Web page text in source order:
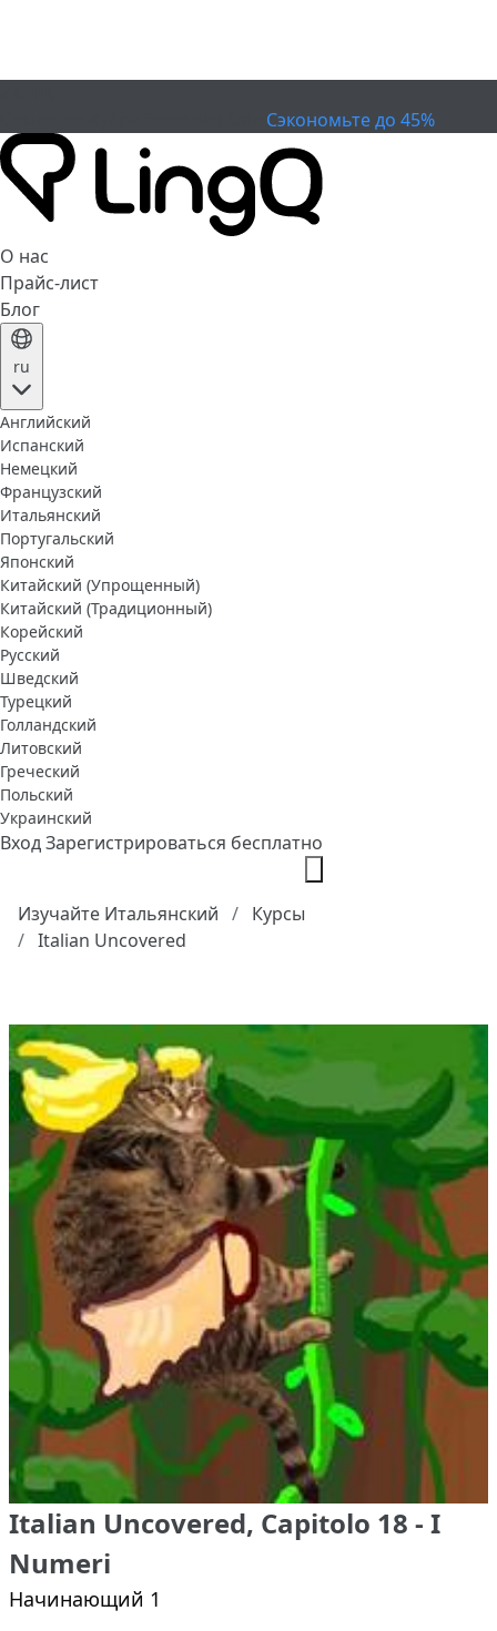
Сэкономьте до 45%
О нас
Прайс-лист
Блог
ru
Английский
Испанский
Немецкий
Французский
Итальянский
Португальский
Японский
Китайский (Упрощенный)
Китайский (Традиционный)
Корейский
Русский
Шведский
Турецкий
Голландский
Литовский
Греческий
Польский
Украинский
ВходЗарегистрироваться бесплатно
Изучайте Итальянский
Курсы
Italian Uncovered
Italian Uncovered, Capitolo 18 - I
Numeri
Начинающий 1